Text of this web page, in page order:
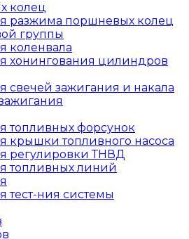
колец
разжима поршневых колец
группы
коленвала
хонингования цилиндров
свечей зажигания и накала
топливных форсунок
крышки топливного насоса
регулировки ТНВД
топливных линий
тест-ния системы